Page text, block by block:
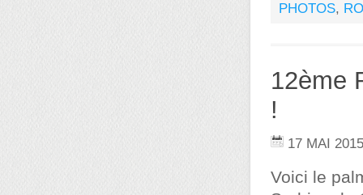
PHOTOS,
12ème
!
17 MAI 2015
Voici le